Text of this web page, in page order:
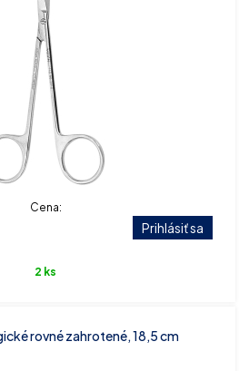
Cena:
Prihlásiť sa
2 ks
rovné zahrotené, 18,5 cm